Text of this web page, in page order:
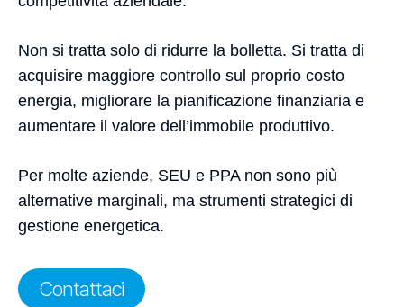
Non si tratta solo di ridurre la bolletta. Si tratta di
acquisire maggiore controllo sul proprio costo
energia, migliorare la pianificazione finanziaria e
aumentare il valore dell’immobile produttivo.
Per molte aziende, SEU e PPA non sono più
alternative marginali, ma strumenti strategici di
gestione energetica.
Contattaci